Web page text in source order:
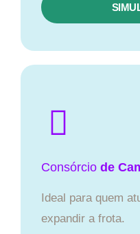
Consórcio de
Ideal para quem
expandir a frota.